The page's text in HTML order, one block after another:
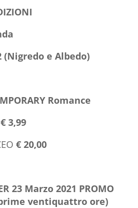
(Nigredo e Albedo)
Romance
€ 3,99
€ 20,00
23 Marzo 2021 PROMO
ventiquattro ore)